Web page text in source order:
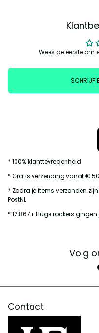
Wees de eerste om
SCHRIJF
* 100% klanttevredenheid
* Gratis verzending vanaf €
* Zodra je items verzonden
PostNL
* 12.867+ Huge rockers gingen
Volg
Contact